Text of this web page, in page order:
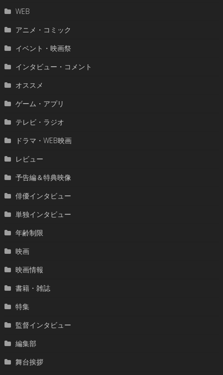
WEB
アニメ・コミック
イベント・映画祭
インタビュー・コメント
オススメ
ゲーム・アプリ
テレビ・ラジオ
ドラマ・WEB映画
レビュー
予告編＆特典映像
俳優インタビュー
単独インタビュー
年齢制限
映画
映画情報
書籍・雑誌
特集
監督インタビュー
編集部
舞台挨拶